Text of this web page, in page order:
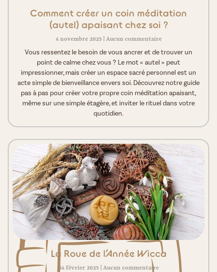
Comment créer un coin méditation
(autel) apaisant chez soi ?
4 novembre 2025 Aucun commentaire
Vous ressentez le besoin de vous ancrer et de trouver un
point de calme chez vous ? Le mot « autel » peut
impressionner, mais créer un espace sacré personnel est un
acte simple de bienveillance envers soi. Découvrez notre guide
pas à pas pour créer votre propre coin méditation apaisant,
même sur une simple étagère, et inviter le rituel dans votre
quotidien.
La Roue de l’Année Wicca
24 février 2025 Aucun commentaire